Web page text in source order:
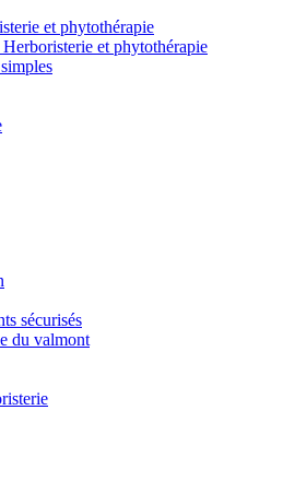
et phytothérapie
et phytothérapie
sécurisés
du valmont